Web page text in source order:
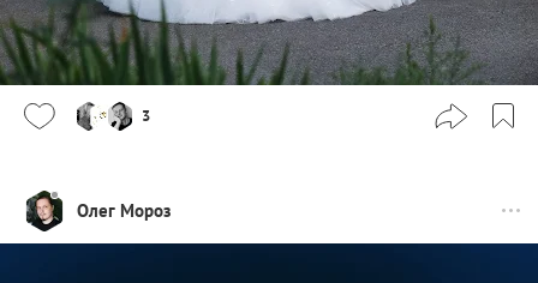
3
Олег Мороз